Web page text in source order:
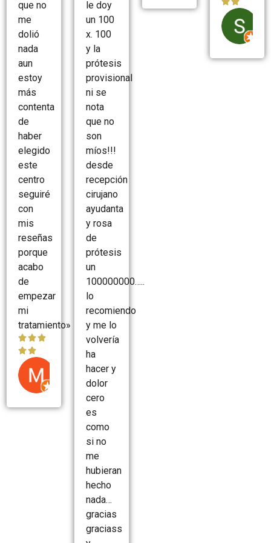
que no
me
dolió
nada
aun
estoy
más
contenta
de
haber
elegido
este
centro
seguiré
con
mis
reseñas
porque
acabo
de
empezar
mi
tratamiento»


Marcos
le doy
un 100
x. 100
y la
prótesis
provisional
ni se
nota
que no
son
míos!!!
desde
recepción
cirujano
ayudanta
y rosa
de
prótesis
un
100000000…..
lo
recomiendo
y me lo
volvería
ha
hacer y
dolor
cero
es
como
si no
me
hubieran
hecho
nada…
gracias
graciass